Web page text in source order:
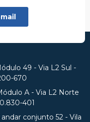
49 - Via L2 Sul -
670
A - Via L2 Norte
401
conjunto 52 - Vila